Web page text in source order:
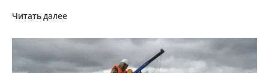
Читать далее